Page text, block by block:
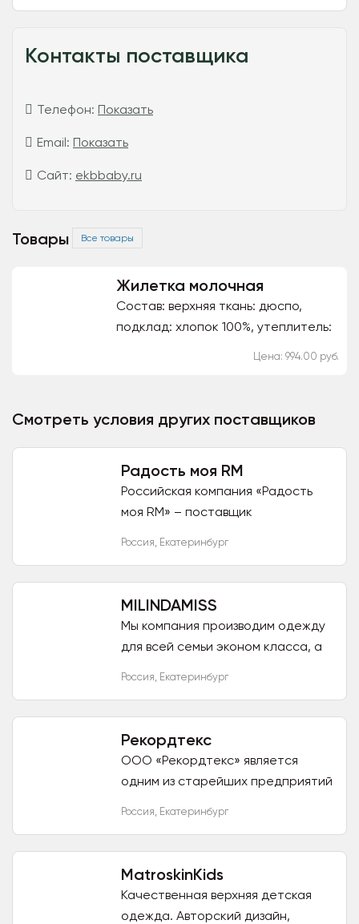
Контакты поставщика
Телефон: Показать
Email: Показать
Сайт: ekbbaby.ru
Товары Все товары
Жилетка молочная
Состав: верхняя ткань: дюспо,
подклад: хлопок 100%, утеплитель:
Цена: 994.00 руб.
Смотреть условия других поставщиков
Радость моя RM
Российская компания «Радость
моя RM» – поставщик
собственного производства. На
Россия, Екатеринбург
MILINDAMISS
Мы компания производим одежду
для всей семьи эконом класса, а
прямых поставках женской и
Россия, Екатеринбург
Рекордтекс
ООО «Рекордтекс» является
одним из старейших предприятий
Екатеринбурга. Фабрика
Россия, Екатеринбург
MatroskinKids
Качественная верхняя детская
одежда. Авторский дизайн,